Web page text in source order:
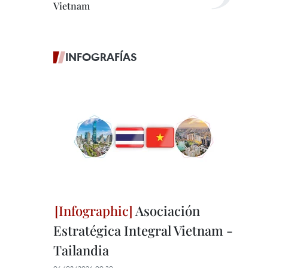
Vietnam
INFOGRAFÍAS
Asociación
Estratégica Integral Vietnam -
Tailandia